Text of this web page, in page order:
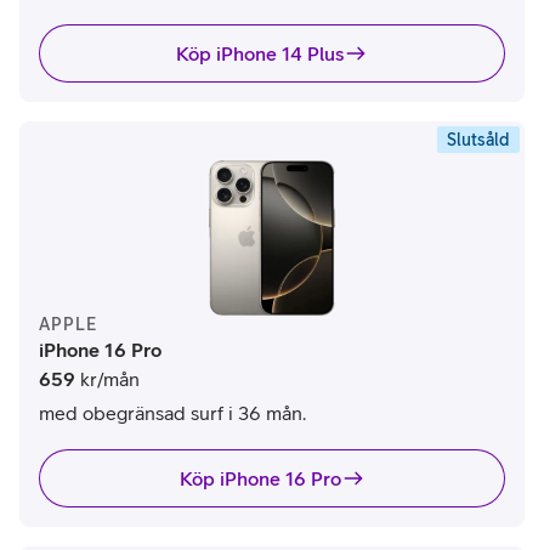
Köp iPhone 14 Plus
Slutsåld
APPLE
iPhone 16 Pro
659 kr/mån
med obegränsad surf i 36 mån.
Köp iPhone 16 Pro